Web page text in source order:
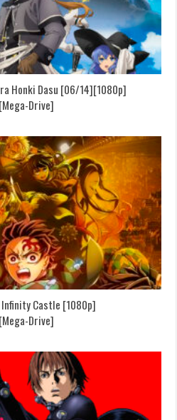
Honki Dasu [06/14][1080p]
Drive]
Infinity Castle [1080p]
Drive]